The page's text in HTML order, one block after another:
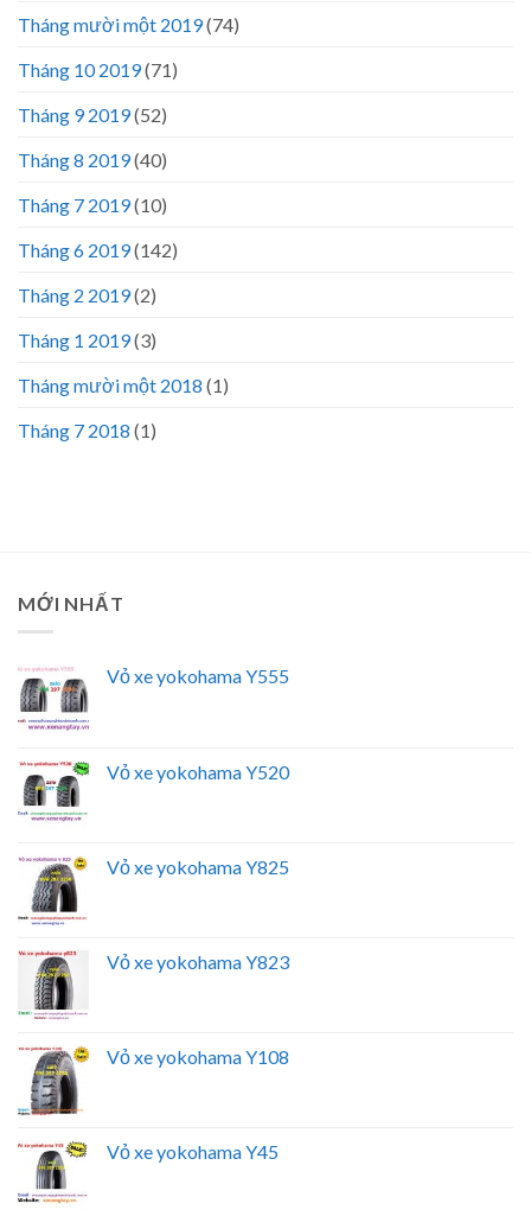
Tháng mười một 2019(74)
Tháng 10 2019(71)
Tháng 9 2019(52)
Tháng 8 2019(40)
Tháng 7 2019(10)
Tháng 6 2019(142)
Tháng 2 2019(2)
Tháng 1 2019(3)
Tháng mười một 2018 (1)
Tháng 7 2018 (1)
MỚI NHẤT
Vỏ xe yokohama Y555
Vỏ xe yokohama Y520
Vỏ xe yokohama Y825
Vỏ xe yokohama Y823
Vỏ xe yokohama Y108
Vỏ xe yokohama Y45